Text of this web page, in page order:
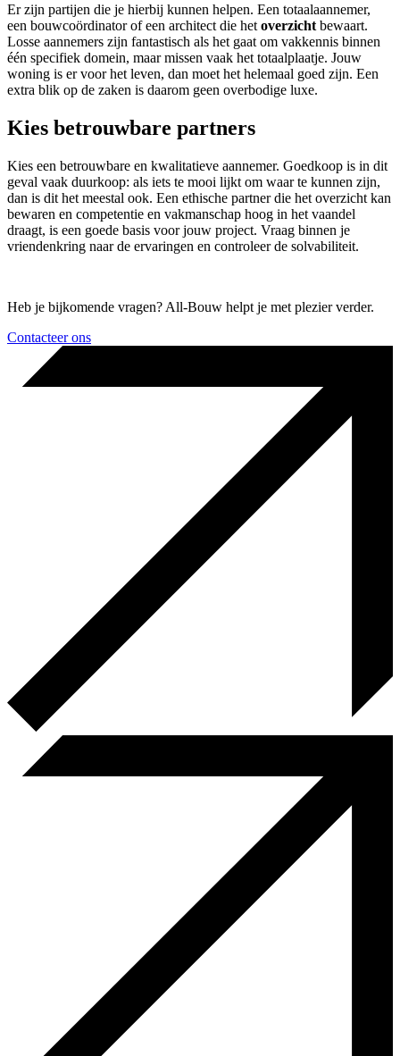
Er zijn partijen die je hierbij kunnen helpen. Een totaalaannemer,
een bouwcoördinator of een architect die het overzicht bewaart.
Losse aannemers zijn fantastisch als het gaat om vakkennis binnen
één specifiek domein, maar missen vaak het totaalplaatje. Jouw
woning is er voor het leven, dan moet het helemaal goed zijn. Een
extra blik op de zaken is daarom geen overbodige luxe.
Kies betrouwbare partners
Kies een betrouwbare en kwalitatieve aannemer. Goedkoop is in dit
geval vaak duurkoop: als iets te mooi lijkt om waar te kunnen zijn,
dan is dit het meestal ook. Een ethische partner die het overzicht kan
bewaren en competentie en vakmanschap hoog in het vaandel
draagt, is een goede basis voor jouw project. Vraag binnen je
vriendenkring naar de ervaringen en controleer de solvabiliteit.
Heb je bijkomende vragen? All-Bouw helpt je met plezier verder.
Contacteer ons